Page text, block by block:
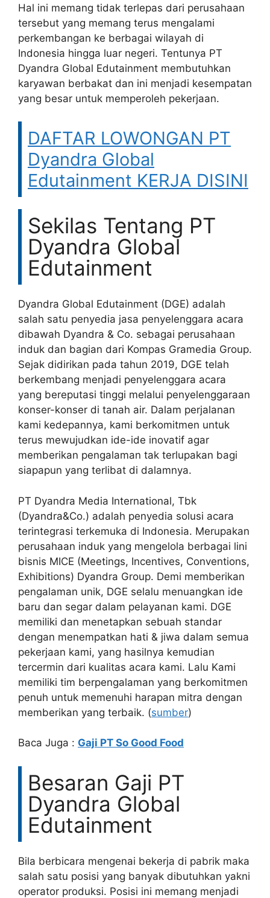
Hal ini memang tidak terlepas dari perusahaan
tersebut yang memang terus mengalami
perkembangan ke berbagai wilayah di
Indonesia hingga luar negeri. Tentunya PT
Dyandra Global Edutainment membutuhkan
karyawan berbakat dan ini menjadi kesempatan
yang besar untuk memperoleh pekerjaan.
DAFTAR LOWONGAN PT
Dyandra Global
Edutainment KERJA DISINI
Sekilas Tentang PT
Dyandra Global
Edutainment
Dyandra Global Edutainment (DGE) adalah
salah satu penyedia jasa penyelenggara acara
dibawah Dyandra & Co. sebagai perusahaan
induk dan bagian dari Kompas Gramedia Group.
Sejak didirikan pada tahun 2019, DGE telah
berkembang menjadi penyelenggara acara
yang bereputasi tinggi melalui penyelenggaraan
konser-konser di tanah air. Dalam perjalanan
kami kedepannya, kami berkomitmen untuk
terus mewujudkan ide-ide inovatif agar
memberikan pengalaman tak terlupakan bagi
siapapun yang terlibat di dalamnya.
PT Dyandra Media International, Tbk
(Dyandra&Co.) adalah penyedia solusi acara
terintegrasi terkemuka di Indonesia. Merupakan
perusahaan induk yang mengelola berbagai lini
bisnis MICE (Meetings, Incentives, Conventions,
Exhibitions) Dyandra Group. Demi memberikan
pengalaman unik, DGE selalu menuangkan ide
baru dan segar dalam pelayanan kami. DGE
memiliki dan menetapkan sebuah standar
dengan menempatkan hati & jiwa dalam semua
pekerjaan kami, yang hasilnya kemudian
tercermin dari kualitas acara kami. Lalu Kami
memiliki tim berpengalaman yang berkomitmen
penuh untuk memenuhi harapan mitra dengan
memberikan yang terbaik. (sumber)
Baca Juga : Gaji PT So Good Food
Besaran Gaji PT
Dyandra Global
Edutainment
Bila berbicara mengenai bekerja di pabrik maka
salah satu posisi yang banyak dibutuhkan yakni
operator produksi. Posisi ini memang menjadi